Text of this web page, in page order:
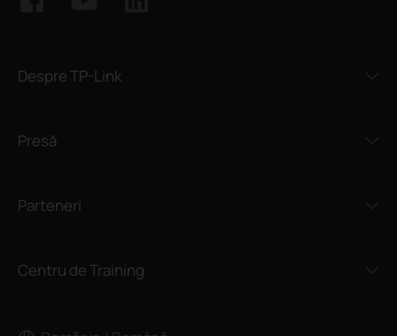
Despre TP-Link
Presă
Parteneri
Centru de Training